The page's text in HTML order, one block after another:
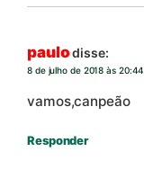
paulo disse:
8 de julho de 2018 às 20:44
vamos,canpeão
Responder